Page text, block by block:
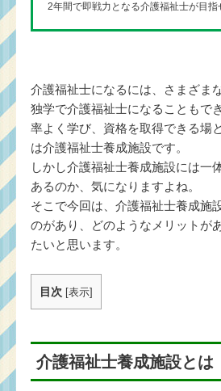
2年間で即戦力となる介護福祉士が目指
介護福祉士になるには、さまざま
独学で介護福祉士になることもで
率よく学び、資格を取得できる場
は介護福祉士養成施設です。
しかし介護福祉士養成施設には一
あるのか、気になりますよね。
そこで今回は、介護福祉士養成施
のがあり、どのようなメリットが
たいと思います。
目次 [表示]
介護福祉士養成施設とは